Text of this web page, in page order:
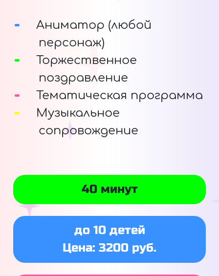
Аниматор (любой
персонаж)
Торжественное
поздравление
Тематическая программа
Музыкальное
сопровождение
40 минут
до 10 детей
Цена: 3200 руб.